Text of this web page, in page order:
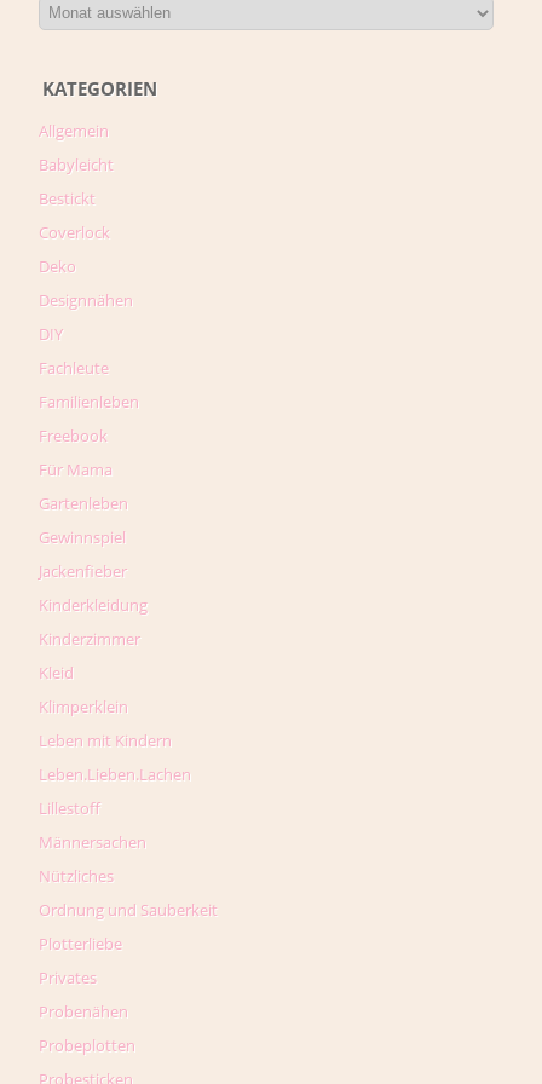
KATEGORIEN
Allgemein
Babyleicht
Bestickt
Coverlock
Deko
Designnähen
DIY
Fachleute
Familienleben
Freebook
Für Mama
Gartenleben
Gewinnspiel
Jackenfieber
Kinderkleidung
Kinderzimmer
Kleid
Klimperklein
Leben mit Kindern
Leben.Lieben.Lachen
Lillestoff
Männersachen
Nützliches
Ordnung und Sauberkeit
Plotterliebe
Privates
Probenähen
Probeplotten
Probesticken